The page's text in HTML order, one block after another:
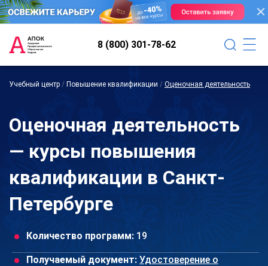
8 (800) 301-78-62
Учебный центр / Повышение квалификации / Оценочная деятельность
Оценочная деятельность
— курсы повышения
квалификации в Санкт-
Петербурге
Количество программ: 19
Получаемый документ: Удостоверение о